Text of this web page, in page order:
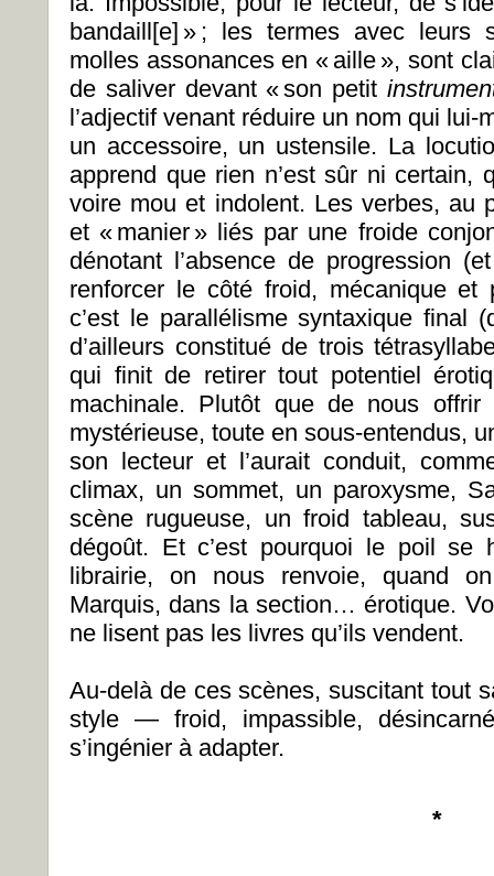
bandaill[e] » ; les termes avec leurs
molles assonances en « aille », sont
de saliver devant « son petit
l’adjectif venant réduire un nom qui
un accessoire, un ustensile. La
apprend que rien n’est sûr ni certain,
voire mou et indolent. Les verbes, au
et « manier » liés par une froide
dénotant l’absence de progression
renforcer le côté froid, mécanique et
c’est le parallélisme syntaxique final
d’ailleurs constitué de trois
qui finit de retirer tout potentiel
machinale. Plutôt que de nous offrir
mystérieuse, toute en sous-entendus,
son lecteur et l’aurait conduit,
climax, un sommet, un paroxysme,
scène rugueuse, un froid tableau,
dégoût. Et c’est pourquoi le poil se
librairie, on nous renvoie, quand
Marquis, dans la section… érotique.
ne lisent pas les livres qu’ils vendent.
Au-delà de ces scènes, suscitant tout
style — froid, impassible,
s’ingénier à adapter.
*